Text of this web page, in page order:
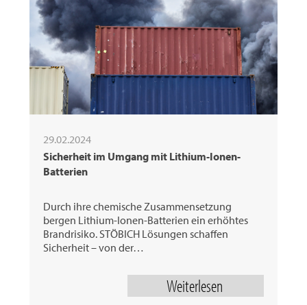
29.02.2024
Sicherheit im Umgang mit Lithium-Ionen-
Batterien
Durch ihre chemische Zusammensetzung
bergen Lithium-Ionen-Batterien ein erhöhtes
Brandrisiko. STÖBICH Lösungen schaffen
Sicherheit – von der…
Weiterlesen